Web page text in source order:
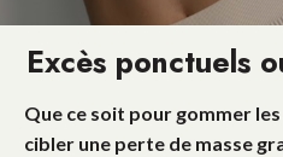
Excès ponctuels
Que ce soit pour gommer
cibler une perte de masse